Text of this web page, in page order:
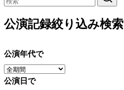
公演記録絞り込み検索
公演年代で
公演日で